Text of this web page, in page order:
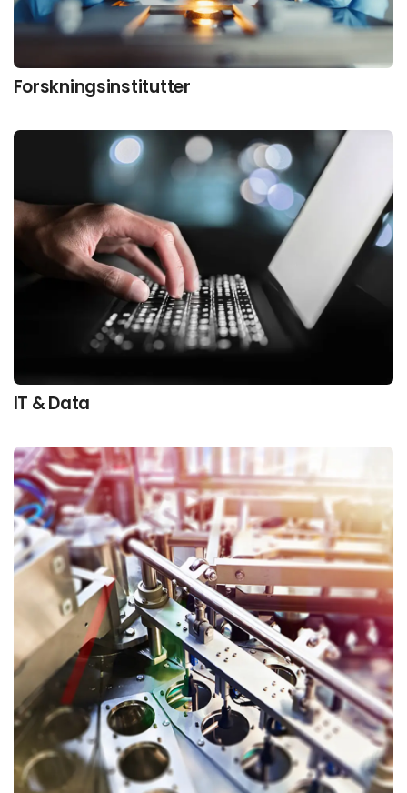
Forskningsinstitutter
IT & Data